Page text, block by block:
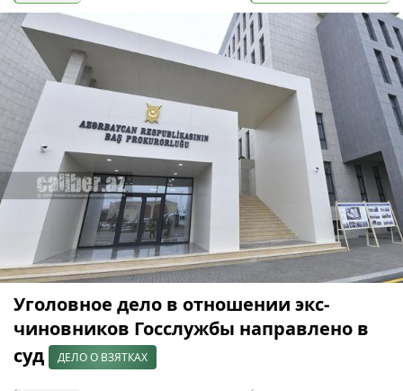
Уголовное дело в отношении экс-
чиновников Госслужбы направлено в
суд
ДЕЛО О ВЗЯТКАХ